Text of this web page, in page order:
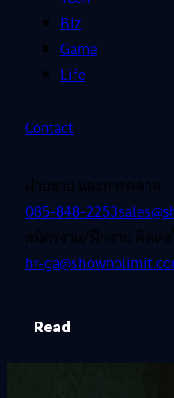
Biz
Game
Life
Contact
ฝ่ายขาย และการตลาด
085-848-2253
สมัครงาน/ฝึกงาน ติดต่
hr-
Read